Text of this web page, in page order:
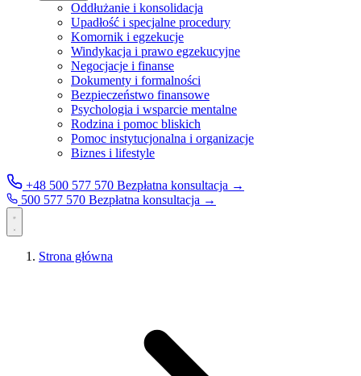
Oddłużanie i konsolidacja
Upadłość i specjalne procedury
Komornik i egzekucje
Windykacja i prawo egzekucyjne
Negocjacje i finanse
Dokumenty i formalności
Bezpieczeństwo finansowe
Psychologia i wsparcie mentalne
Rodzina i pomoc bliskich
Pomoc instytucjonalna i organizacje
Biznes i lifestyle
+48 500 577 570 Bezpłatna konsultacja →
500 577 570 Bezpłatna konsultacja →
Strona główna